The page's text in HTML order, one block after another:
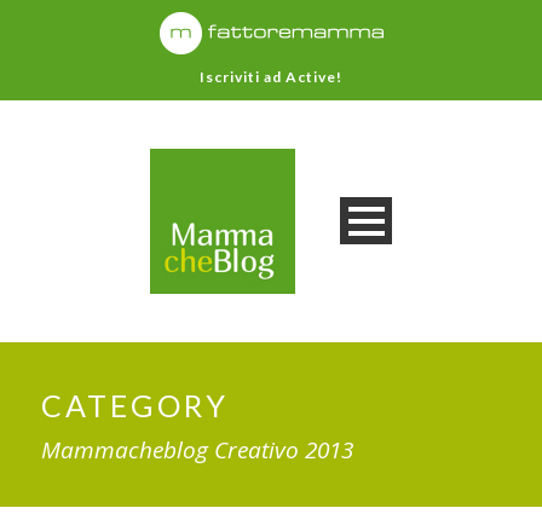
Iscriviti ad Active!
CATEGORY
Mammacheblog Creativo 2013